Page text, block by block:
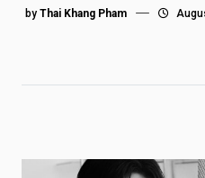
by Thai Khang Pham